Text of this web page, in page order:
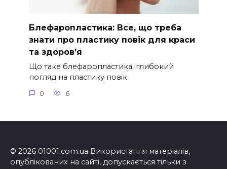
Блефаропластика: Все, що треба
знати про пластику повік для краси
та здоров’я
Що таке блефаропластика: глибокий
погляд на пластику повік.
0 6
© 2026 01001.com.ua Використання матеріалів,
опублікованих на сайті, допускається тільки з